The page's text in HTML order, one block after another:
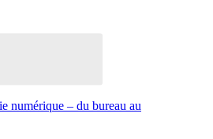
numérique – du bureau au